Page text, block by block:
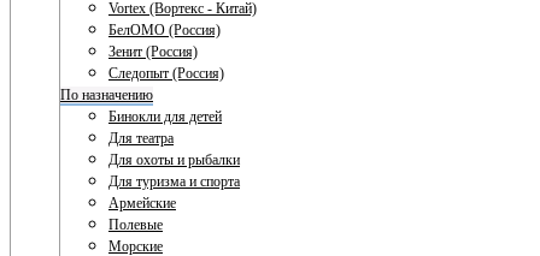
Vortex (Вортекс - Китай)
БелОМО (Россия)
Зенит (Россия)
Следопыт (Россия)
По назначению
Бинокли для детей
Для театра
Для охоты и рыбалки
Для туризма и спорта
Армейские
Полевые
Морские